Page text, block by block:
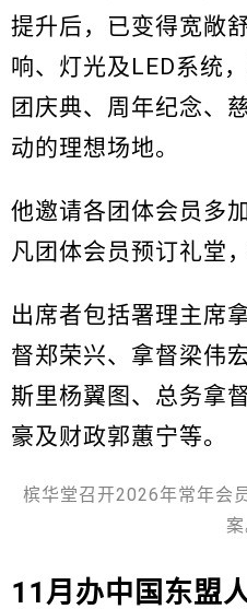
提升后，已变得宽敞
响、灯光及LED系统
团庆典、周年纪念、
动的理想场地。
他邀请各团体会员多
凡团体会员预订礼堂
出席者包括署理主席
督郑荣兴、拿督梁伟
斯里杨翼图、总务拿
豪及财政郭蕙宁等。
槟华堂召开2026年常年会
案
11月办中国东盟